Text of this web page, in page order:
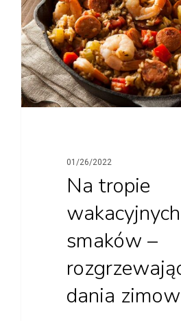
01/26/2022
Na tropie
wakacyjnych
smaków –
dania